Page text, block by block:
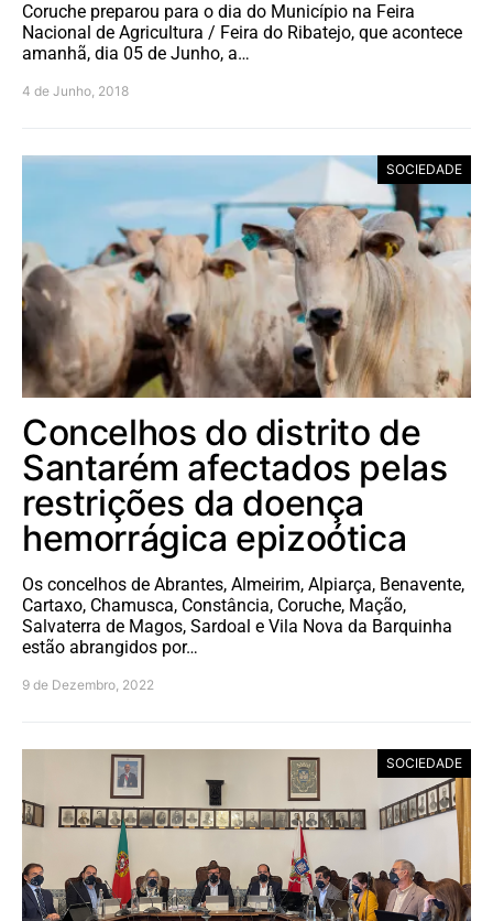
Coruche preparou para o dia do Município na Feira
Nacional de Agricultura / Feira do Ribatejo, que acontece
amanhã, dia 05 de Junho, a…
4 de Junho, 2018
SOCIEDADE
Concelhos do distrito de
Santarém afectados pelas
restrições da doença
hemorrágica epizoótica
Os concelhos de Abrantes, Almeirim, Alpiarça, Benavente,
Cartaxo, Chamusca, Constância, Coruche, Mação,
Salvaterra de Magos, Sardoal e Vila Nova da Barquinha
estão abrangidos por…
9 de Dezembro, 2022
SOCIEDADE